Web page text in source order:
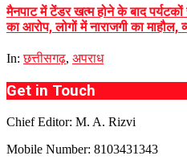
मैनपाट में टेंडर खत्म होने के बाद
का आरोप, लोगों में नाराजगी का
In: छत्तीसगढ़, अपराध
Get in Touch
Chief Editor: M. A. Rizvi
Mobile Number: 8103431343